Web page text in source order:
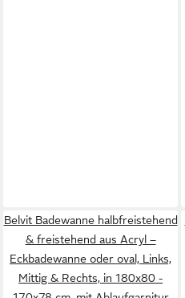
Belvit Badewanne halbfreistehend
& freistehend aus Acryl –
Eckbadewanne oder oval, Links,
Mittig & Rechts, in 180x80 -